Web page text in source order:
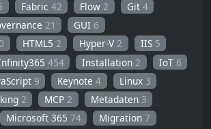
Fabric 42 Flow 2 Git 4
21 GUI 6
HTML5 2 Hyper-V2 IIS 5
454 Installation 2 IoT 6
9 Keynote4 Linux 3
2 MCP2 Metadaten 3
Microsoft 365 74 Migration7